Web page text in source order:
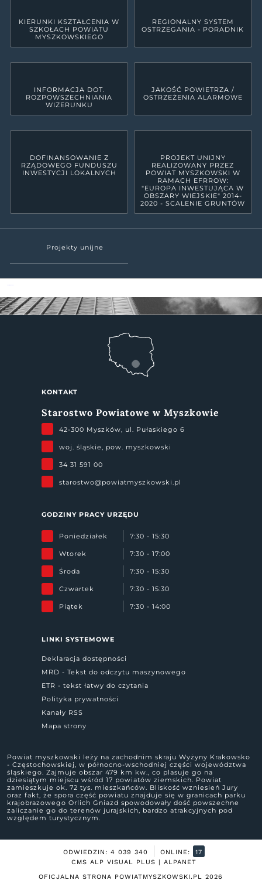
KIERUNKI KSZTAŁCENIA W
SZKOŁACH POWIATU
MYSZKOWSKIEGO
REGIONALNY SYSTEM
OSTRZEGANIA - PORADNIK
INFORMACJA DOT.
ROZPOWSZECHNIANIA
WIZERUNKU
JAKOŚĆ POWIETRZA /
OSTRZEŻENIA ALARMOWE
DOFINANSOWANIE Z
RZĄDOWEGO FUNDUSZU
INWESTYCJI LOKALNYCH
PROJEKT UNIJNY
REALIZOWANY PRZEZ
POWIAT MYSZKOWSKI W
RAMACH EFRROW:
"EUROPA INWESTUJĄCA W
OBSZARY WIEJSKIE" 2014-
2020 - SCALENIE GRUNTÓW
Projekty unijne
KONTAKT
Starostwo Powiatowe w Myszkowie
42-300 Myszków, ul. Pułaskiego 6
woj. śląskie, pow. myszkowski
34 31 591 00
starostwo@powiatmyszkowski.pl
GODZINY PRACY URZĘDU
Poniedziałek 7:30 - 15:30
Wtorek 7:30 - 17:00
Środa 7:30 - 15:30
Czwartek 7:30 - 15:30
Piątek 7:30 - 14:00
LINKI SYSTEMOWE
Deklaracja dostępności
MRD - Tekst do odczytu maszynowego
ETR - tekst łatwy do czytania
Polityka prywatności
Kanały RSS
Mapa strony
Powiat myszkowski leży na zachodnim skraju Wyżyny Krakowsko
- Częstochowskiej, w północno-wschodniej części województwa
śląskiego. Zajmuje obszar 479 km kw., co plasuje go na
dziesiątym miejscu wśród 17 powiatów ziemskich. Powiat
zamieszkuje ok. 72 tys. mieszkańców. Bliskość wzniesień Jury
oraz fakt, że spora część powiatu znajduje się w granicach parku
krajobrazowego Orlich Gniazd spowodowały dość powszechne
zaliczanie go do terenów jurajskich, bardzo atrakcyjnych pod
względem turystycznym.
ODWIEDZIN: 4 039 340 ONLINE: 17
OFICJALNA STRONA POWIATMYSZKOWSKI.PL2026
CMS ALP VISUAL PLUS | ALPANET